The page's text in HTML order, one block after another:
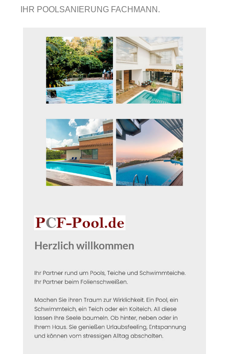
IHR POOLSANIERUNG FACHMANN.